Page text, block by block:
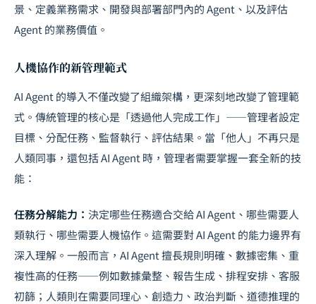
景、定義業務需求、開發與部署部門內的 Agent、以及評估
Agent 的業務價值。
人機協作的新管理範式
AI Agent 的導入不僅改變了組織架構，更深刻地改變了管理範
式。傳統管理的核心是「透過他人完成工作」——管理者設定
目標、分配任務、監督執行、評估結果。當「他人」不再只是
人類同事，還包括 AI Agent 時，管理者需要掌握一套全新的技
能：
任務分解能力： 決定哪些任務適合交給 AI Agent、哪些需要人
類執行、哪些需要人機協作。這需要對 AI Agent 的能力邊界有
深入理解。一般而言，AI Agent 擅長規則明確、數據密集、重
複性高的任務——例如數據彙整、報告生成、排程安排、客服
初篩；人類則在需要同理心、創造力、政治判斷、道德推理的